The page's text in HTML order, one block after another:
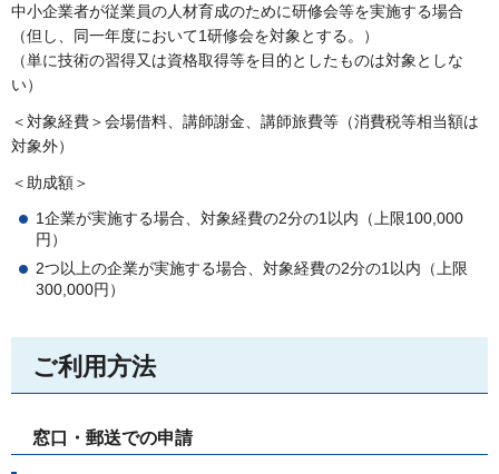
中小企業者が従業員の人材育成のために研修会等を実施する場合
（但し、同一年度において1研修会を対象とする。）
（単に技術の習得又は資格取得等を目的としたものは対象としな
い）
＜対象経費＞会場借料、講師謝金、講師旅費等（消費税等相当額は
対象外）
＜助成額＞
1企業が実施する場合、対象経費の2分の1以内（上限100,000
円）
2つ以上の企業が実施する場合、対象経費の2分の1以内（上限
300,000円）
ご利用方法
窓口・郵送での申請